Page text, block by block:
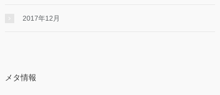
2017年12月
メタ情報